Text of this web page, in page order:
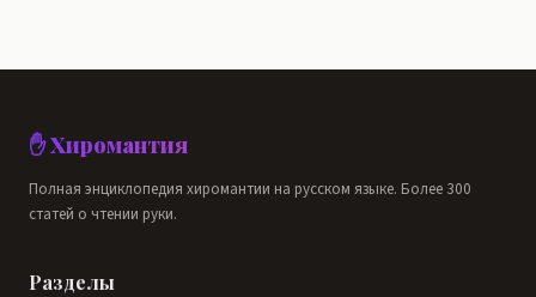
✋ Хиромантия
Полная энциклопедия хиромантии на русском языке. Более 300
статей о чтении руки.
Разделы